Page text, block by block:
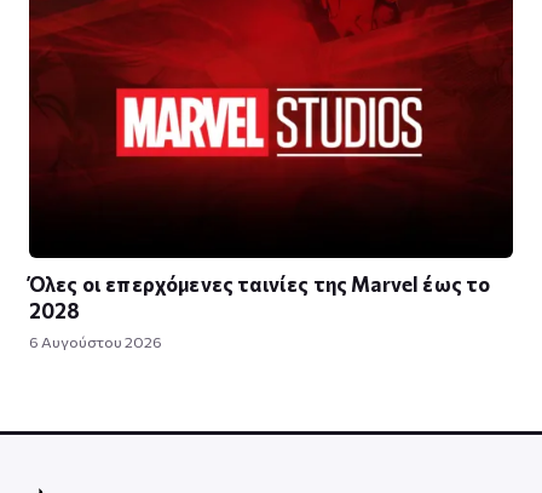
Όλες οι επερχόμενες ταινίες της Marvel έως το
2028
6 Αυγούστου 2026